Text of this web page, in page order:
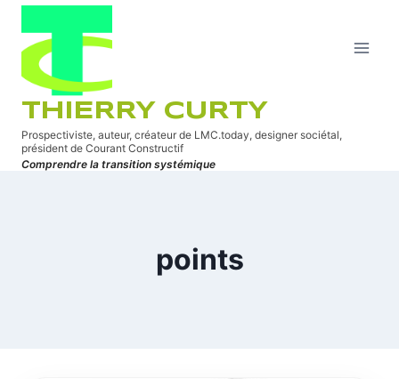
Aller
contenu
THIERRY CURTY
Prospectiviste, auteur, créateur de LMC.today, designer sociétal,
président de Courant Constructif
Comprendre la transition systémique
points